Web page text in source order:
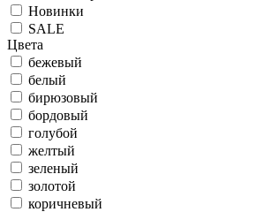
Новинки
SALE
Цвета
бежевый
белый
бирюзовый
бордовый
голубой
желтый
зеленый
золотой
коричневый